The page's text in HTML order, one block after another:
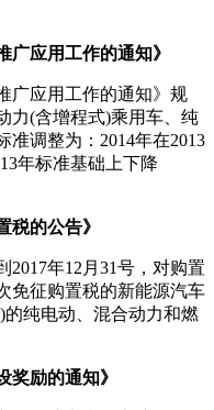
广应用工作的通知》
应用工作的通知》规
力(含增程式)乘用车、纯
准调整为：2014年在2013
年标准基础上下降
税的公告》
年12月31号，对购置
免征购置税的新能源汽车
纯电动、混合动力和燃
奖励的通知》